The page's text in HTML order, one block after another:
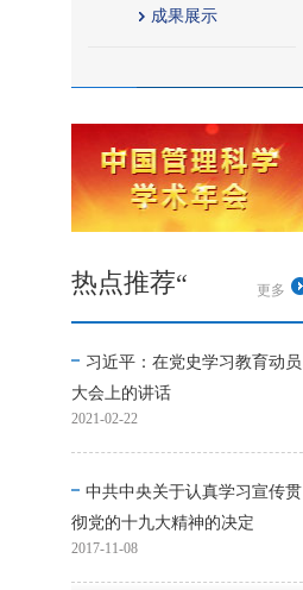
成果展示
热点推荐“ 更多
习近平：在党史学习教育动员
大会上的讲话
2021-02-22
中共中央关于认真学习宣传贯
彻党的十九大精神的决定
2017-11-08